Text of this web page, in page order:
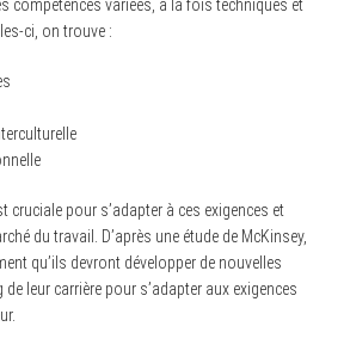
compétences variées, à la fois techniques et
ci, on trouve :
cruciale pour s’adapter à ces exigences et
du travail. D’après une étude de McKinsey,
qu’ils devront développer de nouvelles
leur carrière pour s’adapter aux exigences